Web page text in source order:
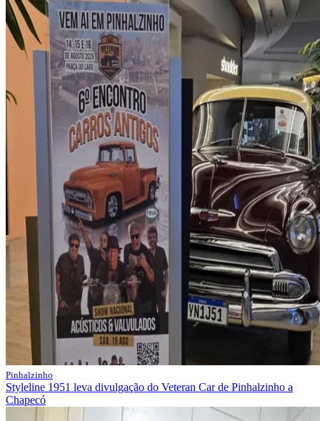
Pinhalzinho
Styleline 1951 leva divulgação do Veteran Car de Pinhalzinho a
Chapecó